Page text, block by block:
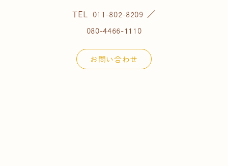
TEL 011-802-8209 ／
080-4466-1110
お問い合わせ